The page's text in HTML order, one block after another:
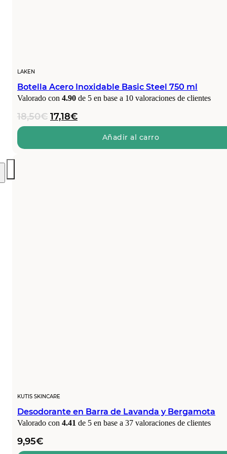
LAKEN
Botella Acero Inoxidable Basic Steel 750 ml
Valorado con 4.90 de 5 en base a 10 valoraciones de clientes
18,50€ El
precio
era:
17,18€El
precio
actual
es:
Añadir al carro
KUTIS SKINCARE
Desodorante en Barra de Lavanda y Bergamota
Valorado con 4.41 de 5 en base a 37 valoraciones de clientes
9,95€